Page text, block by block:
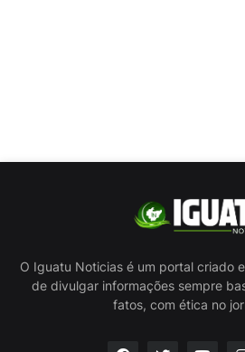
O Iguatu Noticias é um portal criado
de divulgar informações sempre
fatos, com ética no